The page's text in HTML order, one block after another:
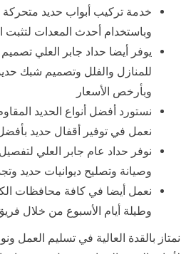
خدمة تركيب أبواب حديد متحركة
وباستخدام أحدث المعدات لتثبت
يوفر أيضا حداد جابر العلي
للمنازل والفلل وتصميم شبك حديد
وبأرخص الأسعار
نستورد أفضل أنواع الحديد
نعمل في توفير أقفال حديد
نوفر حداد عام جابر العلي
وصيانة وتصليح ديوانيات حديد
وطيلة أيام الأسبوع من خلال
نمتاز بالقدة العالية في تسليم العمل